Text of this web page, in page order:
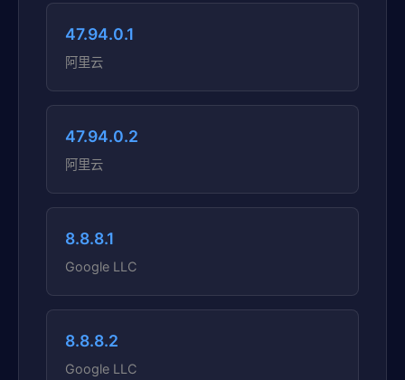
47.94.0.1
阿里云
47.94.0.2
阿里云
8.8.8.1
Google LLC
8.8.8.2
Google LLC